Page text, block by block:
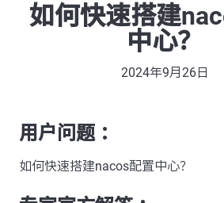
如何快速搭建
中心？
2024年9月26日
用户问题 ：
如何快速搭建nacos配置中心？